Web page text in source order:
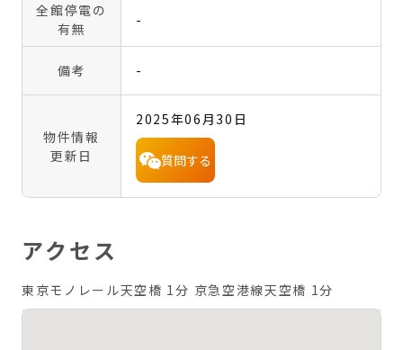
全館停電の
有無
-
備考 -
物件情報
更新日
2025年06月30日
質問する
アクセス
東京モノレール天空橋 1分 京急空港線天空橋 1分